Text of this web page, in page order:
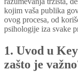
kojim vaša publika
ovog procesa, od
psihologije iza svake
1. Uvod u
zašto je